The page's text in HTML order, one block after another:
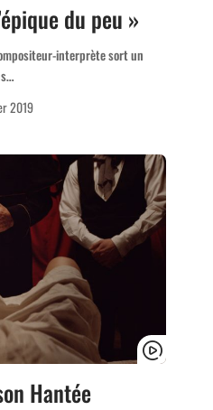
du peu »
interprète sort un
2019
Hantée